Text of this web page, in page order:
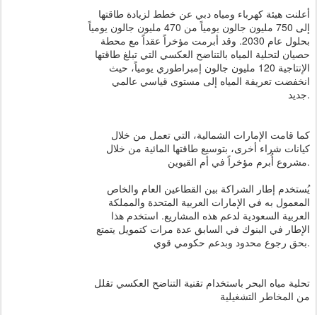
أعلنت هيئة كهرباء ومياه دبي عن خطط لزيادة طاقتها
إلى 750 مليون جالون يومياً من 470 مليون جالون يومياً
بحلول عام 2030. وقد أبرمت مؤخراً عقداً مع محطة
حصيان لتحلية المياه بالتناضح العكسي التي تبلغ طاقتها
الإنتاجية 120 مليون جالون إمبراطوري يومياً، حيث
انخفضت تعريفة المياه إلى مستوى قياسي عالمي
جديد.
كما قامت الإمارات الشمالية، التي تعمل من خلال
كيانات شراء أخرى، بتوسيع طاقتها المائية من خلال
مشروع أُبرم مؤخراً في أم القيوين.
يُستخدم إطار الشراكة بين القطاعين العام والخاص
المعمول به في الإمارات العربية المتحدة والمملكة
العربية السعودية لدعم هذه المشاريع. استخدم هذا
الإطار في البنوك في السابق عدة مرات كتمويل يتمتع
بحق رجوع محدود وبدعم حكومي قوي.
تحلية مياه البحر باستخدام تقنية التناضح العكسي تقلل
من المخاطر التشغيلية